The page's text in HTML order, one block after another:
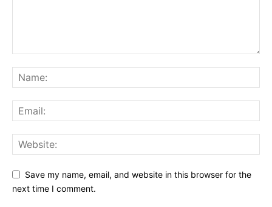
Save my name, email, and website in this browser for the
next time I comment.